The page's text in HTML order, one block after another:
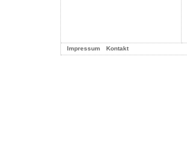
Impressum Kontakt